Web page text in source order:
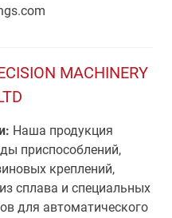
MACHINERY
Наша продукция
приспособлений,
креплений,
сплава и специальных
для автоматического